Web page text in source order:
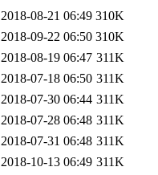
2018-08-21 06:49 310K
2018-09-22 06:50 310K
2018-08-19 06:47 311K
2018-07-18 06:50 311K
2018-07-30 06:44 311K
2018-07-28 06:48 311K
2018-07-31 06:48 311K
2018-10-13 06:49 311K